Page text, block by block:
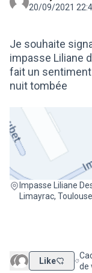
20/09/2021
Je souhaite
impasse Liliane
fait un
nuit tombée
Impasse Liliane
Limayrac,
(Lien externe)
Like
de